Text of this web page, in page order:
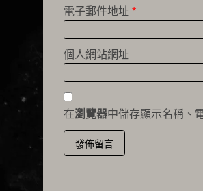
電子郵件地址 *
個人網站網址
在瀏覽器中儲存顯示名稱、